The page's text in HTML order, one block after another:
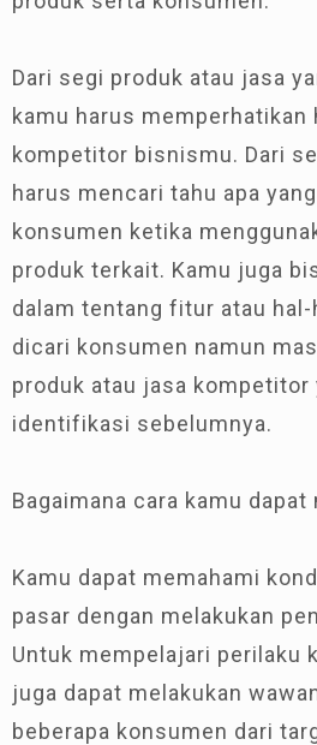
Dari segi produk atau jasa
kamu harus memperhatikan
kompetitor bisnismu. Dari
harus mencari tahu apa
konsumen ketika
produk terkait. Kamu juga
dalam tentang fitur atau hal-
dicari konsumen namun
produk atau jasa kompetitor
identifikasi sebelumnya.
Bagaimana cara kamu dapat
Kamu dapat memahami
pasar dengan melakukan
Untuk mempelajari perilaku
juga dapat melakukan
beberapa konsumen dari